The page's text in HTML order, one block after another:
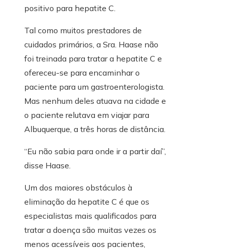
positivo para hepatite C.
Tal como muitos prestadores de
cuidados primários, a Sra. Haase não
foi treinada para tratar a hepatite C e
ofereceu-se para encaminhar o
paciente para um gastroenterologista.
Mas nenhum deles atuava na cidade e
o paciente relutava em viajar para
Albuquerque, a três horas de distância.
“Eu não sabia para onde ir a partir daí”,
disse Haase.
Um dos maiores obstáculos à
eliminação da hepatite C é que os
especialistas mais qualificados para
tratar a doença são muitas vezes os
menos acessíveis aos pacientes,